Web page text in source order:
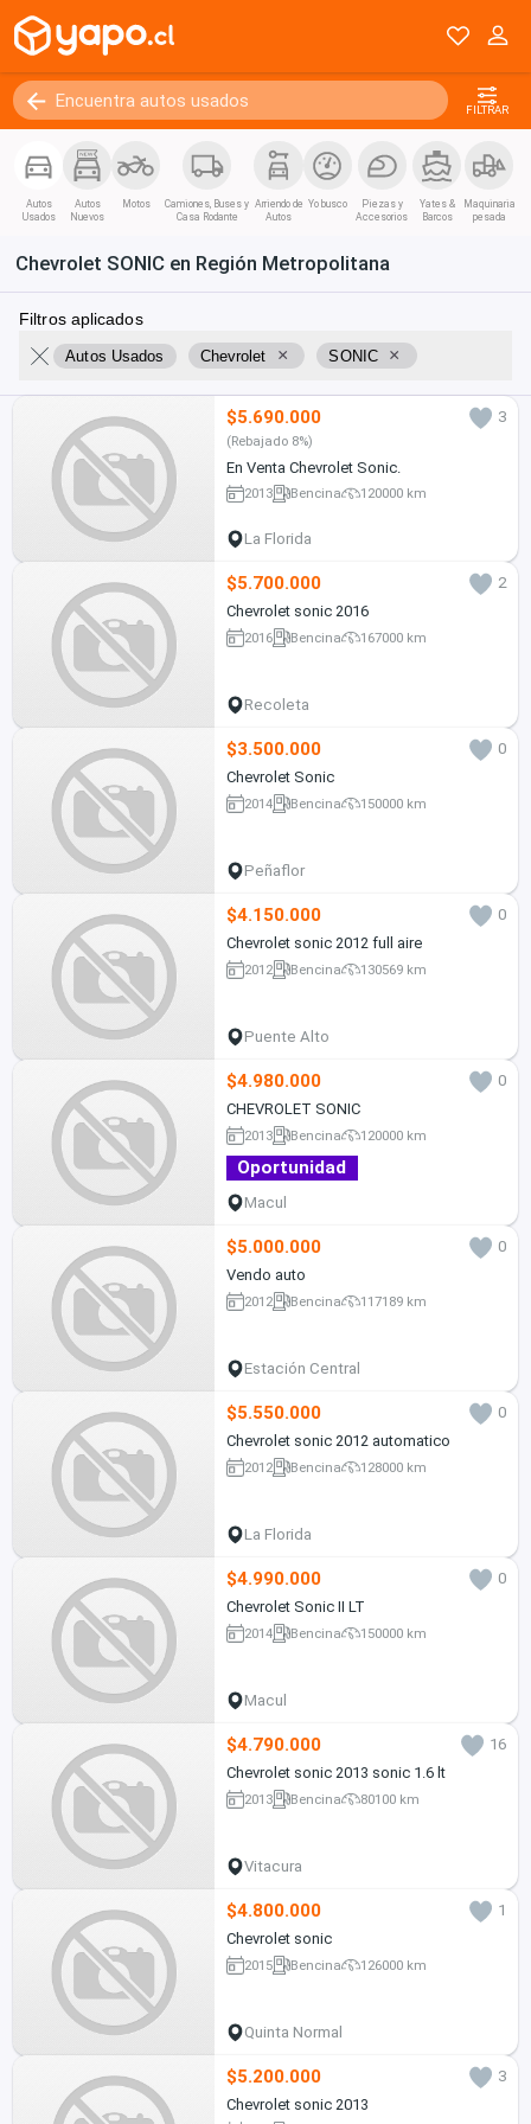
FILTRAR
Autos
Usados
Autos
Nuevos
Motos
Camiones, Buses y
Casa Rodante
Arriendo de
Autos
Yo busco
Piezas y
Accesorios
Yates &
Barcos
Maquinaria
pesada
Chevrolet SONIC en Región Metropolitana
Filtros aplicados
Autos Usados Chevrolet × SONIC ×
$5.690.000 3
(Rebajado 8%)
En Venta Chevrolet Sonic.
2013 Bencina 120000 km
La Florida
$5.700.000
2
Chevrolet sonic 2016
2016 Bencina 167000 km
Recoleta
$3.500.000
0
Chevrolet Sonic
2014 Bencina 150000 km
Peñaflor
$4.150.000
0
Chevrolet sonic 2012 full aire
2012 Bencina 130569 km
Puente Alto
$4.980.000
0
CHEVROLET SONIC
2013 Bencina 120000 km
Oportunidad
Macul
$5.000.000
0
Vendo auto
2012 Bencina 117189 km
Estación Central
$5.550.000
0
Chevrolet sonic 2012 automatico
2012 Bencina 128000 km
La Florida
$4.990.000
0
Chevrolet Sonic II LT
2014 Bencina 150000 km
Macul
$4.790.000
16
Chevrolet sonic 2013 sonic 1.6 lt
2013 Bencina 80100 km
Vitacura
$4.800.000
1
Chevrolet sonic
2015 Bencina 126000 km
Quinta Normal
$5.200.000
3
Chevrolet sonic 2013